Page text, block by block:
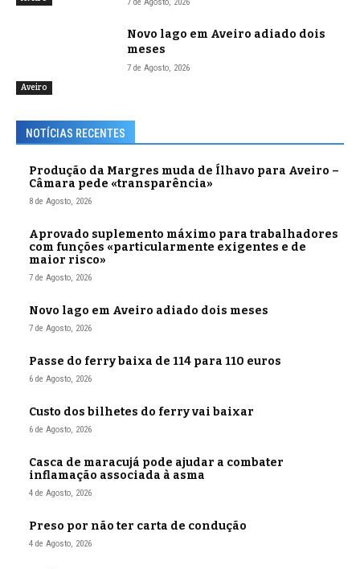
Aveiro
Novo lago em Aveiro adiado dois
meses
7 de Agosto, 2026
NOTÍCIAS RECENTES
Produção da Margres muda de Ílhavo para Aveiro –
Câmara pede «transparência»
8 de Agosto, 2026
Aprovado suplemento máximo para trabalhadores
com funções «particularmente exigentes e de
maior risco»
7 de Agosto, 2026
Novo lago em Aveiro adiado dois meses
7 de Agosto, 2026
Passe do ferry baixa de 114 para 110 euros
6 de Agosto, 2026
Custo dos bilhetes do ferry vai baixar
6 de Agosto, 2026
Casca de maracujá pode ajudar a combater
inflamação associada à asma
4 de Agosto, 2026
Preso por não ter carta de condução
4 de Agosto, 2026